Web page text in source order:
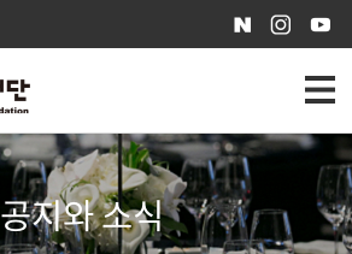
공지와 소식